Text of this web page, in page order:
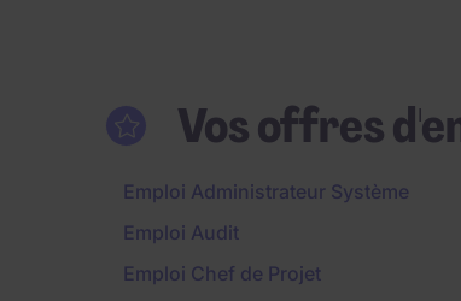
Vos offres
Emploi Administrateur Système
Emploi Audit
Emploi Chef de Projet